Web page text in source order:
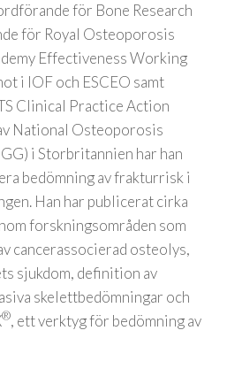
för Bone Research
för Royal Osteoporosis
Effectiveness Working
i IOF och ESCEO samt
Clinical Practice Action
National Osteoporosis
i Storbritannien har han
bedömning av frakturrisk i
Han har publicerat cirka
forskningsområden som
cancerassocierad osteolys,
sjukdom, definition av
skelettbedömningar och
®, ett verktyg för bedömning av